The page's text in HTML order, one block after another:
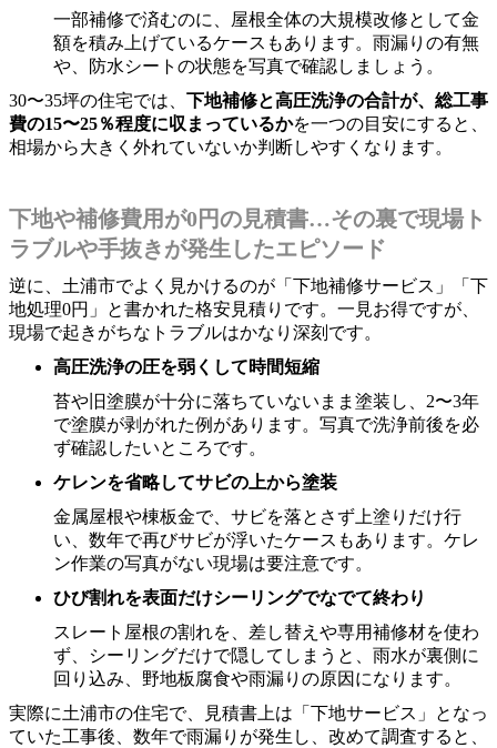
一部補修で済むのに、屋根全体の大規模改修として金
額を積み上げているケースもあります。雨漏りの有無
や、防水シートの状態を写真で確認しましょう。
30〜35坪の住宅では、 下地補修と高圧洗浄の合計が、総工事
費の15〜25％程度に収まっているかを一つの目安にすると、
相場から大きく外れていないか判断しやすくなります。
下地や補修費用が0円の見積書…その裏で現場ト
ラブルや手抜きが発生したエピソード
逆に、土浦市でよく見かけるのが「下地補修サービス」「下
地処理0円」と書かれた格安見積りです。一見お得ですが、
現場で起きがちなトラブルはかなり深刻です。
高圧洗浄の圧を弱くして時間短縮
苔や旧塗膜が十分に落ちていないまま塗装し、2〜3年
で塗膜が剥がれた例があります。写真で洗浄前後を必
ず確認したいところです。
ケレンを省略してサビの上から塗装
金属屋根や棟板金で、サビを落とさず上塗りだけ行
い、数年で再びサビが浮いたケースもあります。ケレ
ン作業の写真がない現場は要注意です。
ひび割れを表面だけシーリングでなでて終わり
スレート屋根の割れを、差し替えや専用補修材を使わ
ず、シーリングだけで隠してしまうと、雨水が裏側に
回り込み、野地板腐食や雨漏りの原因になります。
実際に土浦市の住宅で、見積書上は「下地サービス」となっ
ていた工事後、数年で雨漏りが発生し、改めて調査すると、